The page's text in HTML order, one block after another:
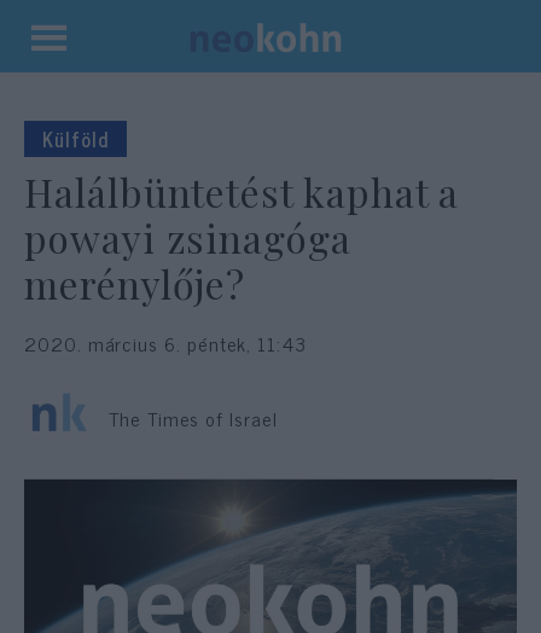
Kilépés
tartalomba
Külföld
Halálbüntetést kaphat a
powayi zsinagóga
merénylője?
2020. március 6. péntek, 11:43
The Times of Israel